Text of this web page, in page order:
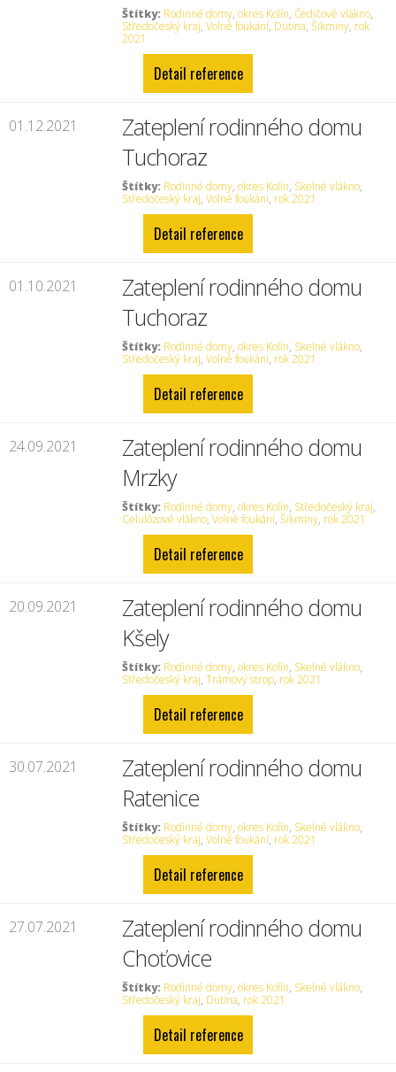
Štítky: Rodinné domy,okres Kolín,Čedičové vlákno,
Středočeský kraj,Volné foukání, Dutina,Šikminy, rok
2021
Detail reference
01.12.2021
Zateplení rodinného domu
Tuchoraz
Štítky: Rodinné domy,okres Kolín, Skelné vlákno,
Středočeský kraj,Volné foukání, rok 2021
Detail reference
01.10.2021
Zateplení rodinného domu
Tuchoraz
Štítky: Rodinné domy,okres Kolín, Skelné vlákno,
Středočeský kraj,Volné foukání, rok 2021
Detail reference
24.09.2021
Zateplení rodinného domu
Mrzky
Štítky: Rodinné domy,okres Kolín, Středočeský kraj,
Celulózové vlákno,Volné foukání,Šikminy, rok 2021
Detail reference
20.09.2021
Zateplení rodinného domu
Kšely
Štítky: Rodinné domy,okres Kolín, Skelné vlákno,
Středočeský kraj,Trámový strop, rok 2021
Detail reference
30.07.2021
Zateplení rodinného domu
Ratenice
Štítky: Rodinné domy,okres Kolín, Skelné vlákno,
Středočeský kraj,Volné foukání, rok 2021
Detail reference
27.07.2021
Zateplení rodinného domu
Choťovice
Štítky: Rodinné domy,okres Kolín, Skelné vlákno,
Středočeský kraj, Dutina, rok 2021
Detail reference